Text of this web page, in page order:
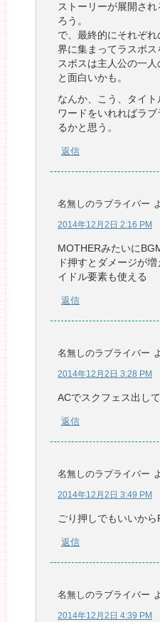
ストーリーが展開さ
ろう。
で、最終的にそれぞ
界に集まってラスボ
スボスは主人公の一
と面白いかも。
なんか、こう、タイ
ワードをいれればラ
るかと思う。
返信
名無しのラブライバー
2014年12月2日 2:16 PM
MOTHERみたいに
ド押すとダメージが
イドル要素も使える
返信
名無しのラブライバー
2014年12月2日 3:28 PM
ACでスクフェス出し
返信
名無しのラブライバー
2014年12月2日 3:49 PM
ごり押しでもいいか
返信
名無しのラブライバー
2014年12月2日 4:39 PM